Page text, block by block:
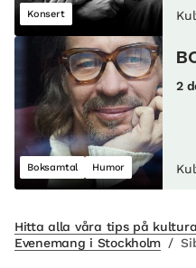
Konsert
Boksamtal Humor
2
Hitta alla våra tips på
Evenemang i Stockholm /